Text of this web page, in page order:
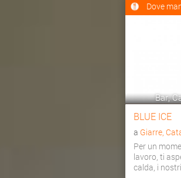
Dove
Bar,
BLUE ICE
a Giarre,
Per un
lavoro, ti
calda, i